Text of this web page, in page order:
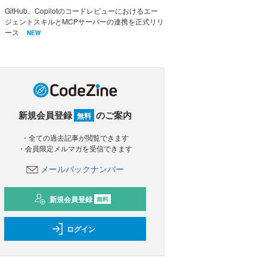
GitHub、Copilotのコードレビューにおけるエー
ジェントスキルとMCPサーバーの連携を正式リリ
ース
NEW
新規会員登録 無料 のご案内
・全ての過去記事が閲覧できます
・会員限定メルマガを受信できます
メールバックナンバー
新規会員登録 無料
ログイン